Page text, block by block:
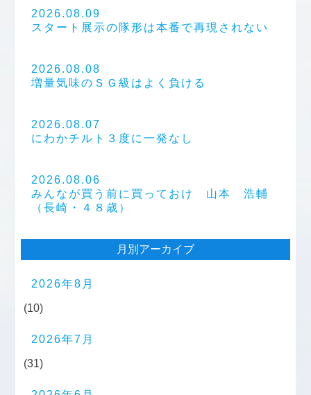
2026.08.09
スタート展示の隊形は本番で再現されない
2026.08.08
増量気味のＳＧ級はよく負ける
2026.08.07
にわかチルト３度に一発なし
2026.08.06
みんなが買う前に買っておけ 山本 浩輔
（長崎・４８歳）
月別アーカイブ
2026年8月
(10)
2026年7月
(31)